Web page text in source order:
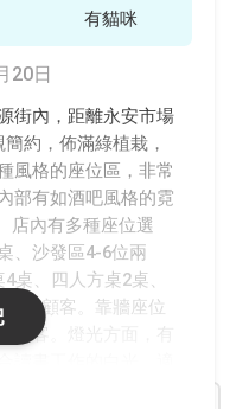
有貓咪
20日
街內，距離永安市場
約，佈滿綠植栽，
風格的座位區，非常
部有如酒吧風格的霓
店內有多種座位選
、沙發區4-6位兩
桌、四人方桌2桌、
的顧客。靠牆座位
顧客。燈光方面，有